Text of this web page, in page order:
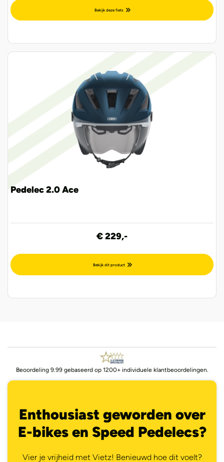
Bekijk deze fiets
Pedelec 2.0 Ace
€ 229,-
Bekijk dit product
Beoordeling 9.99 gebaseerd op 1200+ individuele klantbeoordelingen.
Enthousiast geworden over
E-bikes en Speed Pedelecs?
Vier je vrijheid met Vietz! Benieuwd hoe dit voelt?